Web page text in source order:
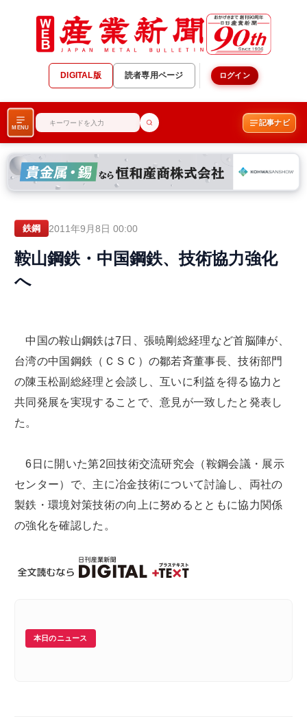
DIGITAL版 読者専用ページ ログイン
MENU
記事ナビ
鉄鋼 2011年9月8日 00:00
鞍山鋼鉄・中国鋼鉄、技術協力強化
へ
中国の鞍山鋼鉄は7日、張暁剛総経理など首脳陣が、
台湾の中国鋼鉄（ＣＳＣ）の鄒若斉董事長、技術部門
の陳玉松副総経理と会談し、互いに利益を得る協力と
共同発展を実現することで、意見が一致したと発表し
た。
6日に開いた第2回技術交流研究会（鞍鋼会議・展示
センター）で、主に冶金技術について討論し、両社の
製鉄・環境対策技術の向上に努めるとともに協力関係
の強化を確認した。
本日のニュース